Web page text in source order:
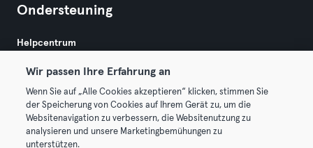
Ondersteuning
Helpcentrum
Algemene Voorwaarden
Wir passen Ihre Erfahrung an
Wenn Sie auf „Alle Cookies akzeptieren“ klicken, stimmen Sie
der Speicherung von Cookies auf Ihrem Gerät zu, um die
Websitenavigation zu verbessern, die Websitenutzung zu
analysieren und unsere Marketingbemühungen zu
unterstützen.